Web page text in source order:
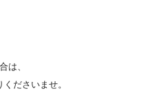
は、
ださいませ。